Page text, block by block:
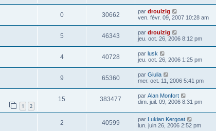
0 30662 par drouizig
ven. févr. 09, 2007 10:28 am
5 46343 par drouizig
jeu. oct. 26, 2006 8:12 pm
4 40728 par lusk
jeu. oct. 26, 2006 1:25 pm
9 65360 par Giulia
mer. oct. 11, 2006 5:41 pm
1 2
15 383477 par Alan Monfort
dim. juil. 09, 2006 8:31 pm
2 40599 par Lukian Kergoat
lun. juin 26, 2006 2:52 pm